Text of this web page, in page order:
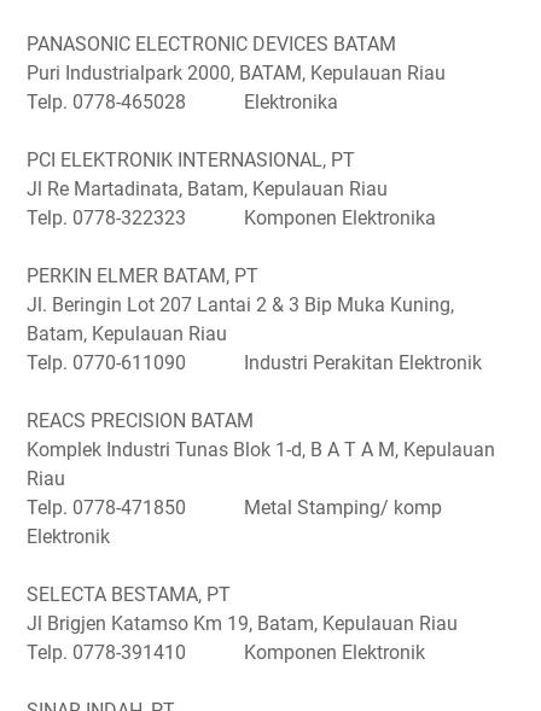
PANASONIC ELECTRONIC DEVICES BATAM
Puri Industrialpark 2000, BATAM, Kepulauan Riau
Telp. 0778-465028 Elektronika
PCI ELEKTRONIK INTERNASIONAL, PT
Jl Re Martadinata, Batam, Kepulauan Riau
Telp. 0778-322323 Komponen Elektronika
PERKIN ELMER BATAM, PT
Jl. Beringin Lot 207 Lantai 2 & 3 Bip Muka Kuning,
Batam, Kepulauan Riau
Telp. 0770-611090 Industri Perakitan Elektronik
REACS PRECISION BATAM
Komplek Industri Tunas Blok 1-d, B A T A M, Kepulauan
Riau
Telp. 0778-471850 Metal Stamping/ komp
Elektronik
SELECTA BESTAMA, PT
Jl Brigjen Katamso Km 19, Batam, Kepulauan Riau
Telp. 0778-391410 Komponen Elektronik